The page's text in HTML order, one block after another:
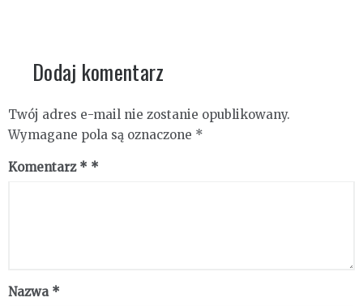
Dodaj komentarz
Twój adres e-mail nie zostanie opublikowany.
Wymagane pola są oznaczone *
Komentarz *
Nazwa *